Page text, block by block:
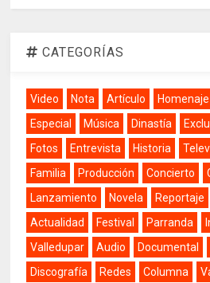
CATEGORÍAS
Video Nota Artículo Homenaje
Especial
Música Dinastía
Fotos
Entrevista Historia
Familia
Producción Concierto
Lanzamiento
Novela Reportaje
Actualidad
Festival Parranda
Valledupar
Audio Documental
Discografía
Redes Columna